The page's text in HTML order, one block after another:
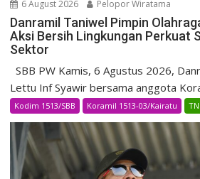
6 August 2026 Pelopor Wiratama
Danramil Taniwel Pimpin
Aksi Bersih Lingkungan Perkuat
Sektor
SBB PW Kamis, 6 Agustus 2026,
Lettu Inf Syawir bersama anggota
Kodim 1513/SBB Koramil 1513-03/Kairatu